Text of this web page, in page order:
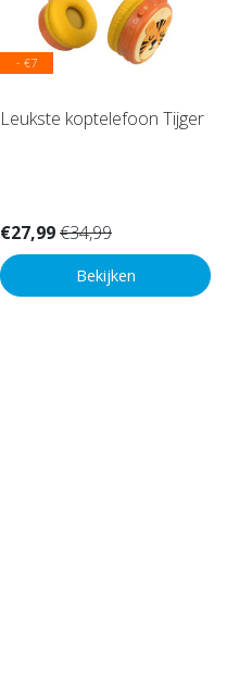
- €7
Leukste koptelefoon Tijger
€27,99€34,99
Bekijken